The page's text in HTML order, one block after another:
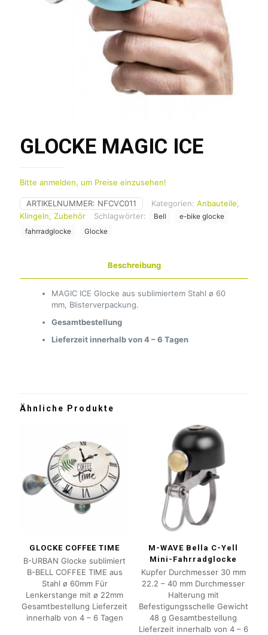
GLOCKE MAGIC ICE
Bitte anmelden, um Preise einzusehen!
ARTIKELNUMMER: NFCVC011 Kategorien: Anbauteile
Klingeln Zubehör Schlagwörter: Bell
e-bike glocke
fahrradglocke
Glocke
Beschreibung
MAGIC ICE Glocke aus sublimiertem Stahl ø 60
mm, Blisterverpackung.
Gesamtbestellung
Lieferzeit innerhalb von 4 – 6 Tagen
Ähnliche Produkte
GLOCKE COFFEE TIME
B-URBAN Glocke sublimiert
B-BELL COFFEE TIME aus
Stahl ø 60mm Für
Lenkerstange mit ø 22mm
Gesamtbestellung Lieferzeit
innerhalb von 4 – 6 Tagen
M-WAVE Bella C-Yell
Mini-Fahrradglocke
Kupfer Durchmesser 30 mm
22.2 – 40 mm Durchmesser
Halterung mit
Befestigungsschelle Gewicht
48 g Gesamtbestellung
Lieferzeit innerhalb von 4 – 6